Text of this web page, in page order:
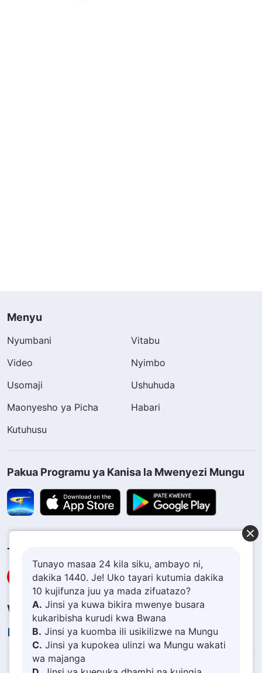
Menyu
Nyumbani
Vitabu
Video
Nyimbo
Usomaji
Ushuhuda
Maonyesho ya Picha
Habari
Kutuhusu
Pakua Programu ya Kanisa la Mwenyezi Mungu
Tufuate
Wasiliana Nasi
contact.sw@kingdomsalvation.org
Tunayo masaa 24 kila siku, ambayo ni,
dakika 1440. Je! Uko tayari kutumia dakika
10 kujifunza juu ya mada zifuatazo?
A. Jinsi ya kuwa bikira mwenye busara
kukaribisha kurudi kwa Bwana
B. Jinsi ya kuomba ili usikilizwe na Mungu
C. Jinsi ya kupokea ulinzi wa Mungu wakati
wa majanga